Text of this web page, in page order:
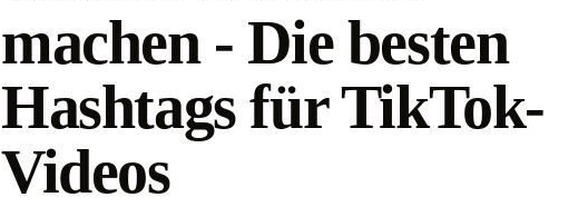
machen - Die besten
Hashtags für TikTok-
Videos